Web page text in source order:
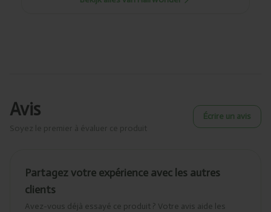
Avis
Soyez le premier à évaluer ce produit
Écrire un avis
Partagez votre expérience avec les autres
clients
Avez-vous déjà essayé ce produit ? Votre avis aide les